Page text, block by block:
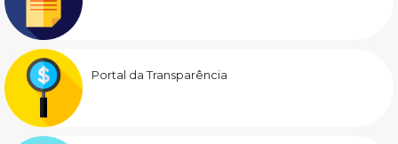
Portal da Transparência